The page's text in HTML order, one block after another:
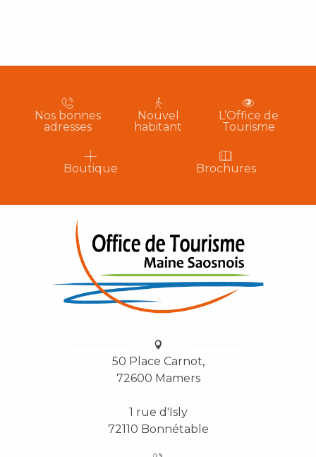
Nos bonnes
adresses
Nouvel
habitant
L’Office de
Tourisme
Boutique Brochures
50 Place Carnot,
72600 Mamers
1 rue d'Isly
72110 Bonnétable